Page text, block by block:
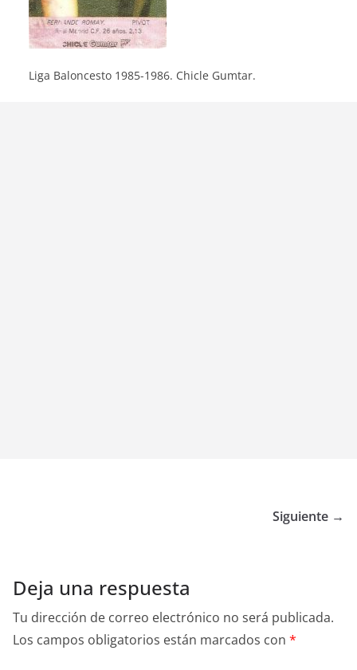
Liga Baloncesto 1985-1986. Chicle Gumtar.
Siguiente →
Deja una respuesta
Tu dirección de correo electrónico no será publicada.
Los campos obligatorios están marcados con *